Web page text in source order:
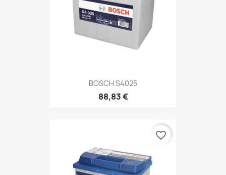
BOSCH S4025
88,83 €
favorite_border